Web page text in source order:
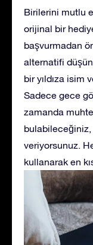
Birilerini mutlu
orijinal bir
başvurmadan
alternatifi
bir yıldıza isim
Sadece gece
zamanda
bulabileceğiniz,
veriyorsunuz.
kullanarak en